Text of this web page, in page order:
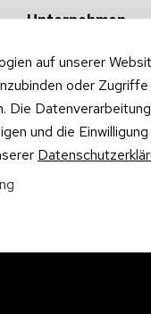
auf unserer
oder
Die
und die
Unternehmen
Unternehmen
Ab- und